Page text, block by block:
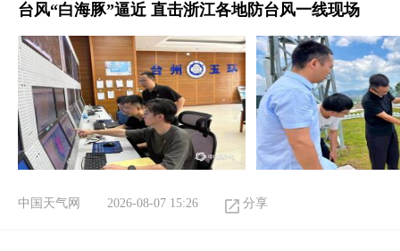
台风“白海豚”逼近 直击浙江各地防台风一线现场
中国天气网 2026-08-07 15:26 分享